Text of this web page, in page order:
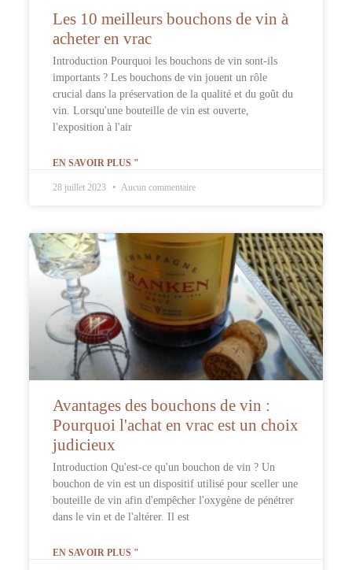
Les 10 meilleurs bouchons de vin à
acheter en vrac
Introduction Pourquoi les bouchons de vin sont-ils
importants ? Les bouchons de vin jouent un rôle
crucial dans la préservation de la qualité et du goût du
vin. Lorsqu'une bouteille de vin est ouverte,
l'exposition à l'air
EN SAVOIR PLUS "
28 juillet 2023 Aucun commentaire
Avantages des bouchons de vin :
Pourquoi l'achat en vrac est un choix
judicieux
Introduction Qu'est-ce qu'un bouchon de vin ? Un
bouchon de vin est un dispositif utilisé pour sceller une
bouteille de vin afin d'empêcher l'oxygène de pénétrer
dans le vin et de l'altérer. Il est
EN SAVOIR PLUS "